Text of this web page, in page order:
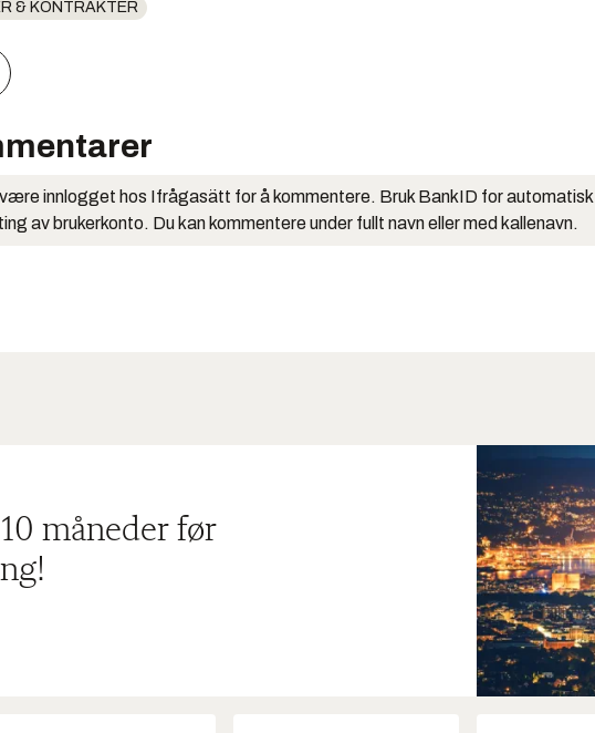
& KONTRAKTER
være innlogget hos Ifrågasätt for å kommentere. Bruk BankID for automatisk
av brukerkonto. Du kan kommentere under fullt navn eller med kallenavn.
måneder før